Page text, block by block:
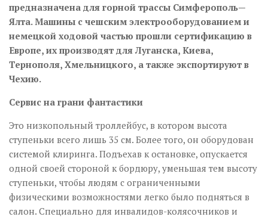
предназначена для горной трассы Симферополь—
Ялта. Машины с чешским электрооборудованием и
немецкой ходовой частью прошли сертификацию в
Европе, их производят для Луганска, Киева,
Тернополя, Хмельницкого, а также экспортируют в
Чехию.
Сервис на грани фантастики
Это низкопольный троллейбус, в котором высота
ступеньки всего лишь 35 см. Более того, он оборудован
системой клиринга. Подъехав к остановке, опускается
одной своей стороной к бордюру, уменьшая тем высоту
ступеньки, чтобы людям с ограниченными
физическими возможностями легко было подняться в
салон. Специально для инвалидов-колясочников и